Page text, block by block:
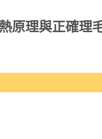
原理與正確理